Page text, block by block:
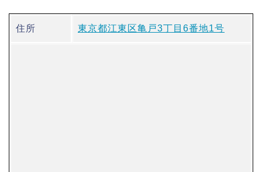
住所 東京都江東区亀戸3丁目6番地1号